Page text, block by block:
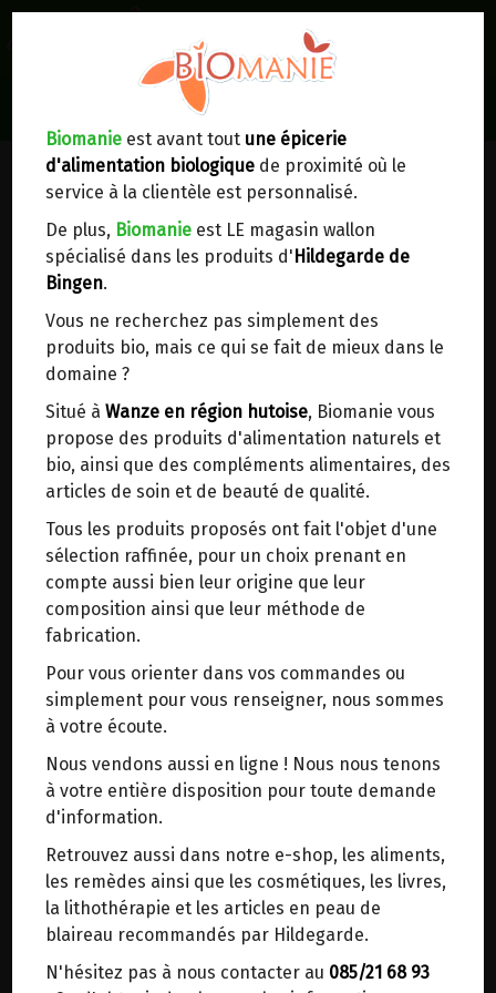
Biomanie est avant tout une épicerie
d'alimentation biologique de proximité où le
service à la clientèle est personnalisé.
De plus, Biomanie est LE magasin wallon
spécialisé dans les produits d' Hildegarde de
Bingen.
Vous ne recherchez pas simplement des
produits bio, mais ce qui se fait de mieux dans le
domaine ?
Situé à Wanze en région hutoise, Biomanie vous
propose des produits d'alimentation naturels et
bio, ainsi que des compléments alimentaires, des
articles de soin et de beauté de qualité.
Tous les produits proposés ont fait l'objet d'une
sélection raffinée, pour un choix prenant en
compte aussi bien leur origine que leur
composition ainsi que leur méthode de
fabrication.
Pour vous orienter dans vos commandes ou
simplement pour vous renseigner, nous sommes
à votre écoute.
Nous vendons aussi en ligne ! Nous nous tenons
à votre entière disposition pour toute demande
d'information.
Retrouvez aussi dans notre e-shop, les aliments,
les remèdes ainsi que les cosmétiques, les livres,
la lithothérapie et les articles en peau de
blaireau recommandés par Hildegarde.
N'hésitez pas à nous contacter au 085/21 68 93
Lieux de réception/livraison
Livraison à votre domicile
Nous envoyons votre commande à votre
domicile enBelgique, France, Luxembourg,
Royaume-Uni, Suisse, Pays-Bas, Portugal,
Espagne. Pour d'autres pays, merci de nous
contacter.
Choisir ce lieu
Dans un point d'enlèvement BPost
En choisissant un Point d’enlèvement ou un
distributeur bbox, vous permettez d’éviter des
trajets inutiles. En posant ce choix, vous
contribuez à la réduction des émissions de CO₂
de 30 % en moyenne. Et grâce au plus grand
réseau de distribution de Belgique, il y a
toujours une solution près de chez vous.
Venez chercher votre colis dans un point
d'enlèvement ou distributeur BBox de BPost :
points d'enlèvement ou distributeurs BBox
Merci de signaler dans les commentaires, le
point d'enlèvement choisi.
Sinon, vous pouvez envoyer un mail avec le
point d'enlèvement désiré ou bien nous vous
recontacterons afin de déterminer ensemble le
lieu de livraison choisi.
Choisir ce lieu
BISCUITS AU PETIT-EPEAUTRE ET
GINGEMBRE BIO VIRIDITAS 200G
Origine: France (Dordogne).
Fabrication artisanale.
Le Petit Épeautre est très digeste, très riche en
conseillée comme base essentielle d'un bonne
alimentation par Sainte Hildegarde de Bingen
(12ème siècle).
Ingrédients : Farine de petit épeautre T150 non
hybridé* (GLUTEN d'épeautre) 47.2%, sucre de
canne*, BEURRE*, huile de coco*, OEUFS entiers*
zédoaire, sel marin.